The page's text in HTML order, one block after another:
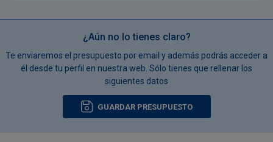
¿Aún no lo tienes claro?
Te enviaremos el presupuesto por email y además podrás acceder a
él desde tu perfil en nuestra web. Sólo tienes que rellenar los
siguientes datos
GUARDAR PRESUPUESTO